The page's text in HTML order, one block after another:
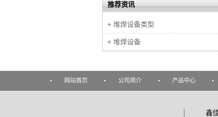
推荐资讯
堆焊设备类型
堆焊设备
网站首页 公司简介 产品中心
鑫